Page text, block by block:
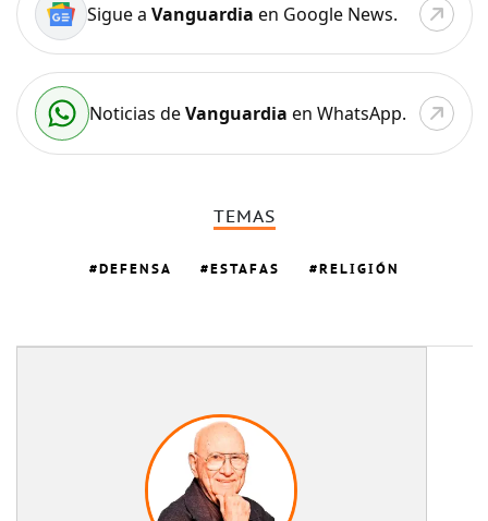
Sigue a Vanguardia en Google News.
Noticias deVanguardia en WhatsApp.
TEMAS
DEFENSA ESTAFAS RELIGIÓN